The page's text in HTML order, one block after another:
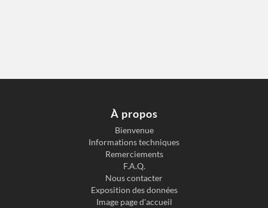
À propos
Bienvenue
Informations techniques
Remerciements
F.A.Q.
Nous contacter
Exposition des données
Image page d'accueil